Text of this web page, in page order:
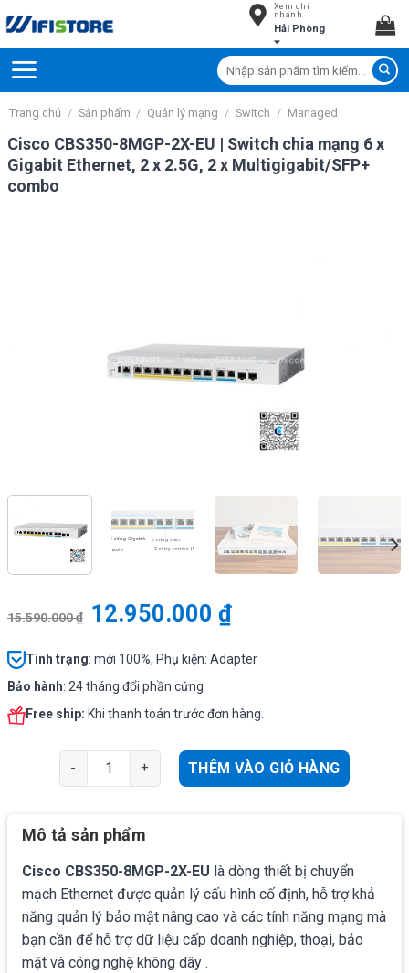
to
Xem chi
nhánh
Hải Phòng
Tìm
kiếm:
Trang chủ / Sản phẩm / Quản lý mạng / Switch / Managed
Cisco CBS350-8MGP-2X-EU | Switch chia mạng 6 x
Gigabit Ethernet, 2 x 2.5G, 2 x Multigigabit/SFP+
combo
15.590.000₫ 12.950.000₫
Tình trạng: mới 100%, Phụ kiện: Adapter
Bảo hành: 24 tháng đổi phần cứng
Free ship: Khi thanh toán trước đơn hàng.
Cisco CBS350-8MGP-2X-EU | Switch chia mạng 6 x
THÊM VÀO GIỎ HÀNG
Mô tả sản phẩm
Cisco CBS350-8MGP-2X-EU là dòng thiết bị chuyển
mạch Ethernet được quản lý cấu hình cố định, hỗ trợ khả
năng quản lý bảo mật nâng cao và các tính năng mạng mà
bạn cần để hỗ trợ dữ liệu cấp doanh nghiệp, thoại, bảo
mật và công nghệ không dây .